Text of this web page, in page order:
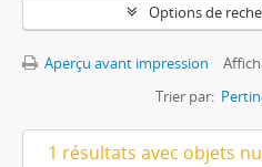
Options de
Aperçu avant impression
Trier par:
1 résultats avec objets